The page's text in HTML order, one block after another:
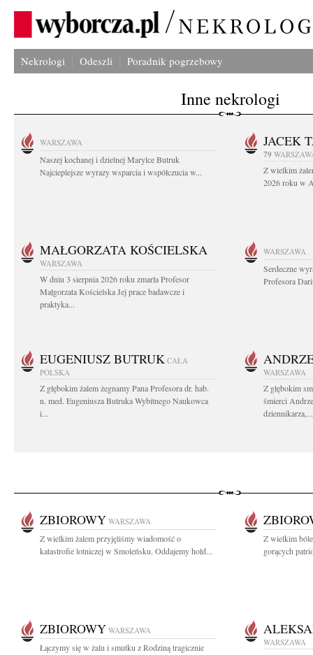
Nekrologi Odeszli Poradnik pogrzebowy
Inne nekrologi
WARSZAWA
Naszej kochanej i dzielnej Marylce Butruk
Najcieplejsze wyrazy wsparcia i współczucia w...
JACEK
79
Z wielkim
2026 roku w
MAŁGORZATA KOŚCIELSKA
WARSZAWA
W dniu 3 sierpnia 2026 roku zmarła Profesor
Małgorzata Kościelska Jej prace badawcze i
praktyka...
WARSZAWA
Serdeczne
Profesora
EUGENIUSZ BUTRUK CAŁA
POLSKA
Z głębokim żalem żegnamy Pana Profesora dr. hab.
n. med. Eugeniusza Butruka Wybitnego Naukowca
i...
WARSZAWA
Z głębokim
śmierci
dziennikarza,...
ZBIOROWY WARSZAWA
Z wielkim żalem przyjęliśmy wiadomość o
katastrofie lotniczej w Smoleńsku. Oddajemy hołd...
Z wielkim
gorących
ZBIOROWY WARSZAWA
Łączymy się w żalu i smutku z Rodziną tragicznie
WARSZAWA